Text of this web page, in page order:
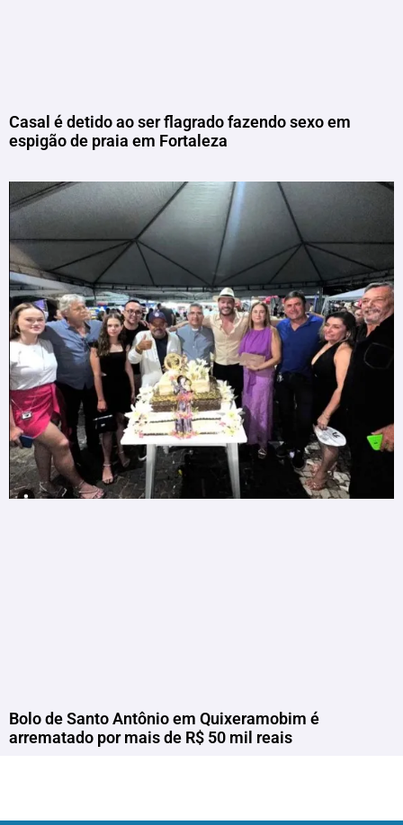
Casal é detido ao ser flagrado fazendo sexo em
espigão de praia em Fortaleza
Bolo de Santo Antônio em Quixeramobim é
arrematado por mais de R$ 50 mil reais